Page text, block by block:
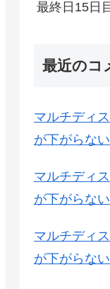
最終日15日目
最近のコ
マルチディ
が下がらな
マルチディ
が下がらな
マルチディ
が下がらな